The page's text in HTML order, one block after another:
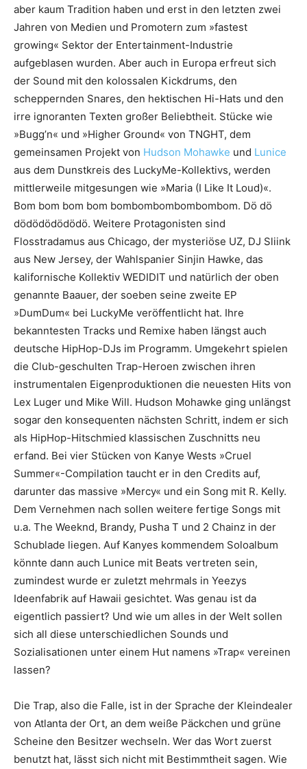
aber kaum Tradition haben und erst in den letzten zwei
Jahren von Medien und Promotern zum »fastest
growing« Sektor der Entertainment-Industrie
aufgeblasen wurden. Aber auch in Europa erfreut sich
der Sound mit den kolossalen Kickdrums, den
scheppernden Snares, den hektischen Hi-Hats und den
irre ignoranten Texten großer Beliebtheit. Stücke wie
»Bugg’n« und »Higher Ground« von TNGHT, dem
gemeinsamen Projekt von Hudson Mohawke und Lunice
aus dem Dunstkreis des LuckyMe-Kollektivs, werden
mittlerweile mitgesungen wie »Maria (I Like It Loud)«.
Bom bom bom bom bombombombombombom. Dö dö
dödödödödödö. Weitere Protagonisten sind
Flosstradamus aus Chicago, der mysteriöse UZ, DJ Sliink
aus New Jersey, der Wahlspanier Sinjin Hawke, das
kalifornische Kollektiv WEDIDIT und natürlich der oben
genannte Baauer, der soeben seine zweite EP
»DumDum« bei LuckyMe veröffentlicht hat. Ihre
bekanntesten Tracks und Remixe haben längst auch
deutsche HipHop-DJs im Programm. Umgekehrt spielen
die Club-geschulten Trap-Heroen zwischen ihren
instrumentalen Eigenproduktionen die neuesten Hits von
Lex Luger und Mike Will. Hudson Mohawke ging unlängst
sogar den konsequenten nächsten Schritt, indem er sich
als HipHop-Hitschmied klassischen Zuschnitts neu
erfand. Bei vier Stücken von Kanye Wests »Cruel
Summer«-Compilation taucht er in den Credits auf,
darunter das massive »Mercy« und ein Song mit R. Kelly.
Dem Vernehmen nach sollen weitere fertige Songs mit
u.a. The Weeknd, Brandy, Pusha T und 2 Chainz in der
Schublade liegen. Auf Kanyes kommendem Soloalbum
könnte dann auch Lunice mit Beats vertreten sein,
zumindest wurde er zuletzt mehrmals in Yeezys
Ideenfabrik auf Hawaii gesichtet. Was genau ist da
eigentlich passiert? Und wie um alles in der Welt sollen
sich all diese unterschiedlichen Sounds und
Sozialisationen unter einem Hut namens »Trap« vereinen
lassen?
Die Trap, also die Falle, ist in der Sprache der Kleindealer
von Atlanta der Ort, an dem weiße Päckchen und grüne
Scheine den Besitzer wechseln. Wer das Wort zuerst
benutzt hat, lässt sich nicht mit Bestimmtheit sagen. Wie